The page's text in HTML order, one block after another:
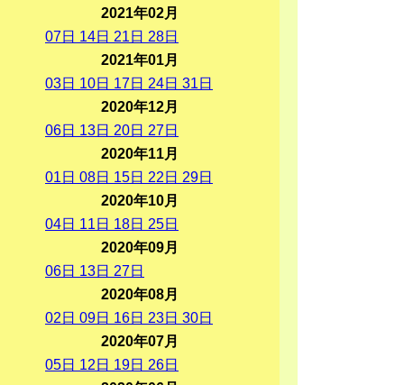
2021年02月
07日 14日 21 日 28日
2021年01月
03日 10日 17日 24日 31 日
2020年12月
06日 13日 20日 27日
2020年11月
01 日 08日 15日 22 日 29日
2020年10月
04日 11 日 18日 25日
2020年09月
06日 13日 27日
2020年08月
02 日 09日 16日 23日 30日
2020年07月
05日 12 日 19日 26日